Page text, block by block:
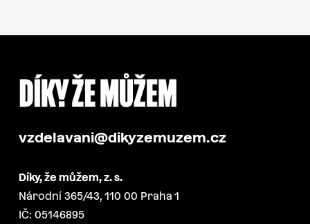
vzdelavani@dikyzemuzem.cz
Díky, že můžem, z. s.
Národní 365/43, 110 00 Praha 1
IČ: 05146895